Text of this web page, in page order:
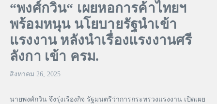
“พงศ์กวิน“ เผยหอการค้าไทยฯ
พร้อมหนุน นโยบายรัฐนำเข้า
แรงงาน หลังนำเรื่องแรงงานศรี
ลังกา เข้า ครม.
สิงหาคม 26, 2025
นายพงศ์กวิน จึงรุ่งเรืองกิจ รัฐมนตรีว่าการกระทรวงแรงงาน เปิดเผย